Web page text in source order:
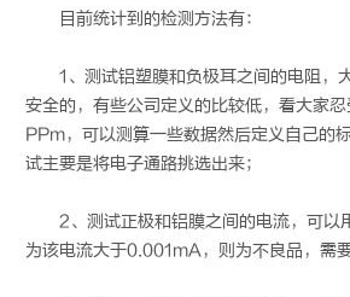
目前统计到的检测方法有：
1、测试铝塑膜和负极耳之间的电阻，
安全的，有些公司定义的比较低，看大家
PPm，可以测算一些数据然后定义自己的
试主要是将电子通路挑选出来；
2、测试正极和铝膜之间的电流，可以
为该电流大于0.001mA，则为不良品，需要